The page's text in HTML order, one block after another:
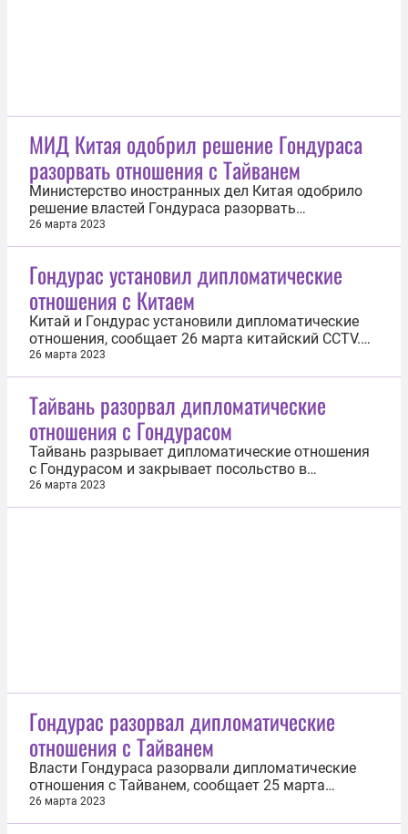
МИД Китая одобрил решение Гондураса
разорвать отношения с Тайванем
Министерство иностранных дел Китая одобрило
решение властей Гондураса разорвать
дипломатические отношения с Тайванем и пойти
на сближение с Китайской Народной Республикой.
присоединиться к 181 стране в мире, признать
существование лишь одного Китая, разорвать
так...
26 марта 2023
Гондурас установил дипломатические
отношения с Китаем
Китай и Гондурас установили дипломатические
отношения, сообщает 26 марта китайский CCTV.
Главы внешнеполитических ведомств двух стран
Цинь Ган и Энрике Рейна в ходе переговоров в
установлении дипломатических отношений. В
документе указывается, что...
26 марта 2023
Тайвань разорвал дипломатические
отношения с Гондурасом
Тайвань разрывает дипломатические отношения
с Гондурасом и закрывает посольство в
Тегусигальпе, заявил тайваньский министр
иностранных дел Джозеф У на пресс-конференции
26 марта 2023
Гондурас разорвал дипломатические
отношения с Тайванем
Власти Гондураса разорвали дипломатические
отношения с Тайванем, сообщает 25 марта
информационное агентство Reuters. Разрыв
отношений был абсолютно прогнозируемым, так
26 марта 2023